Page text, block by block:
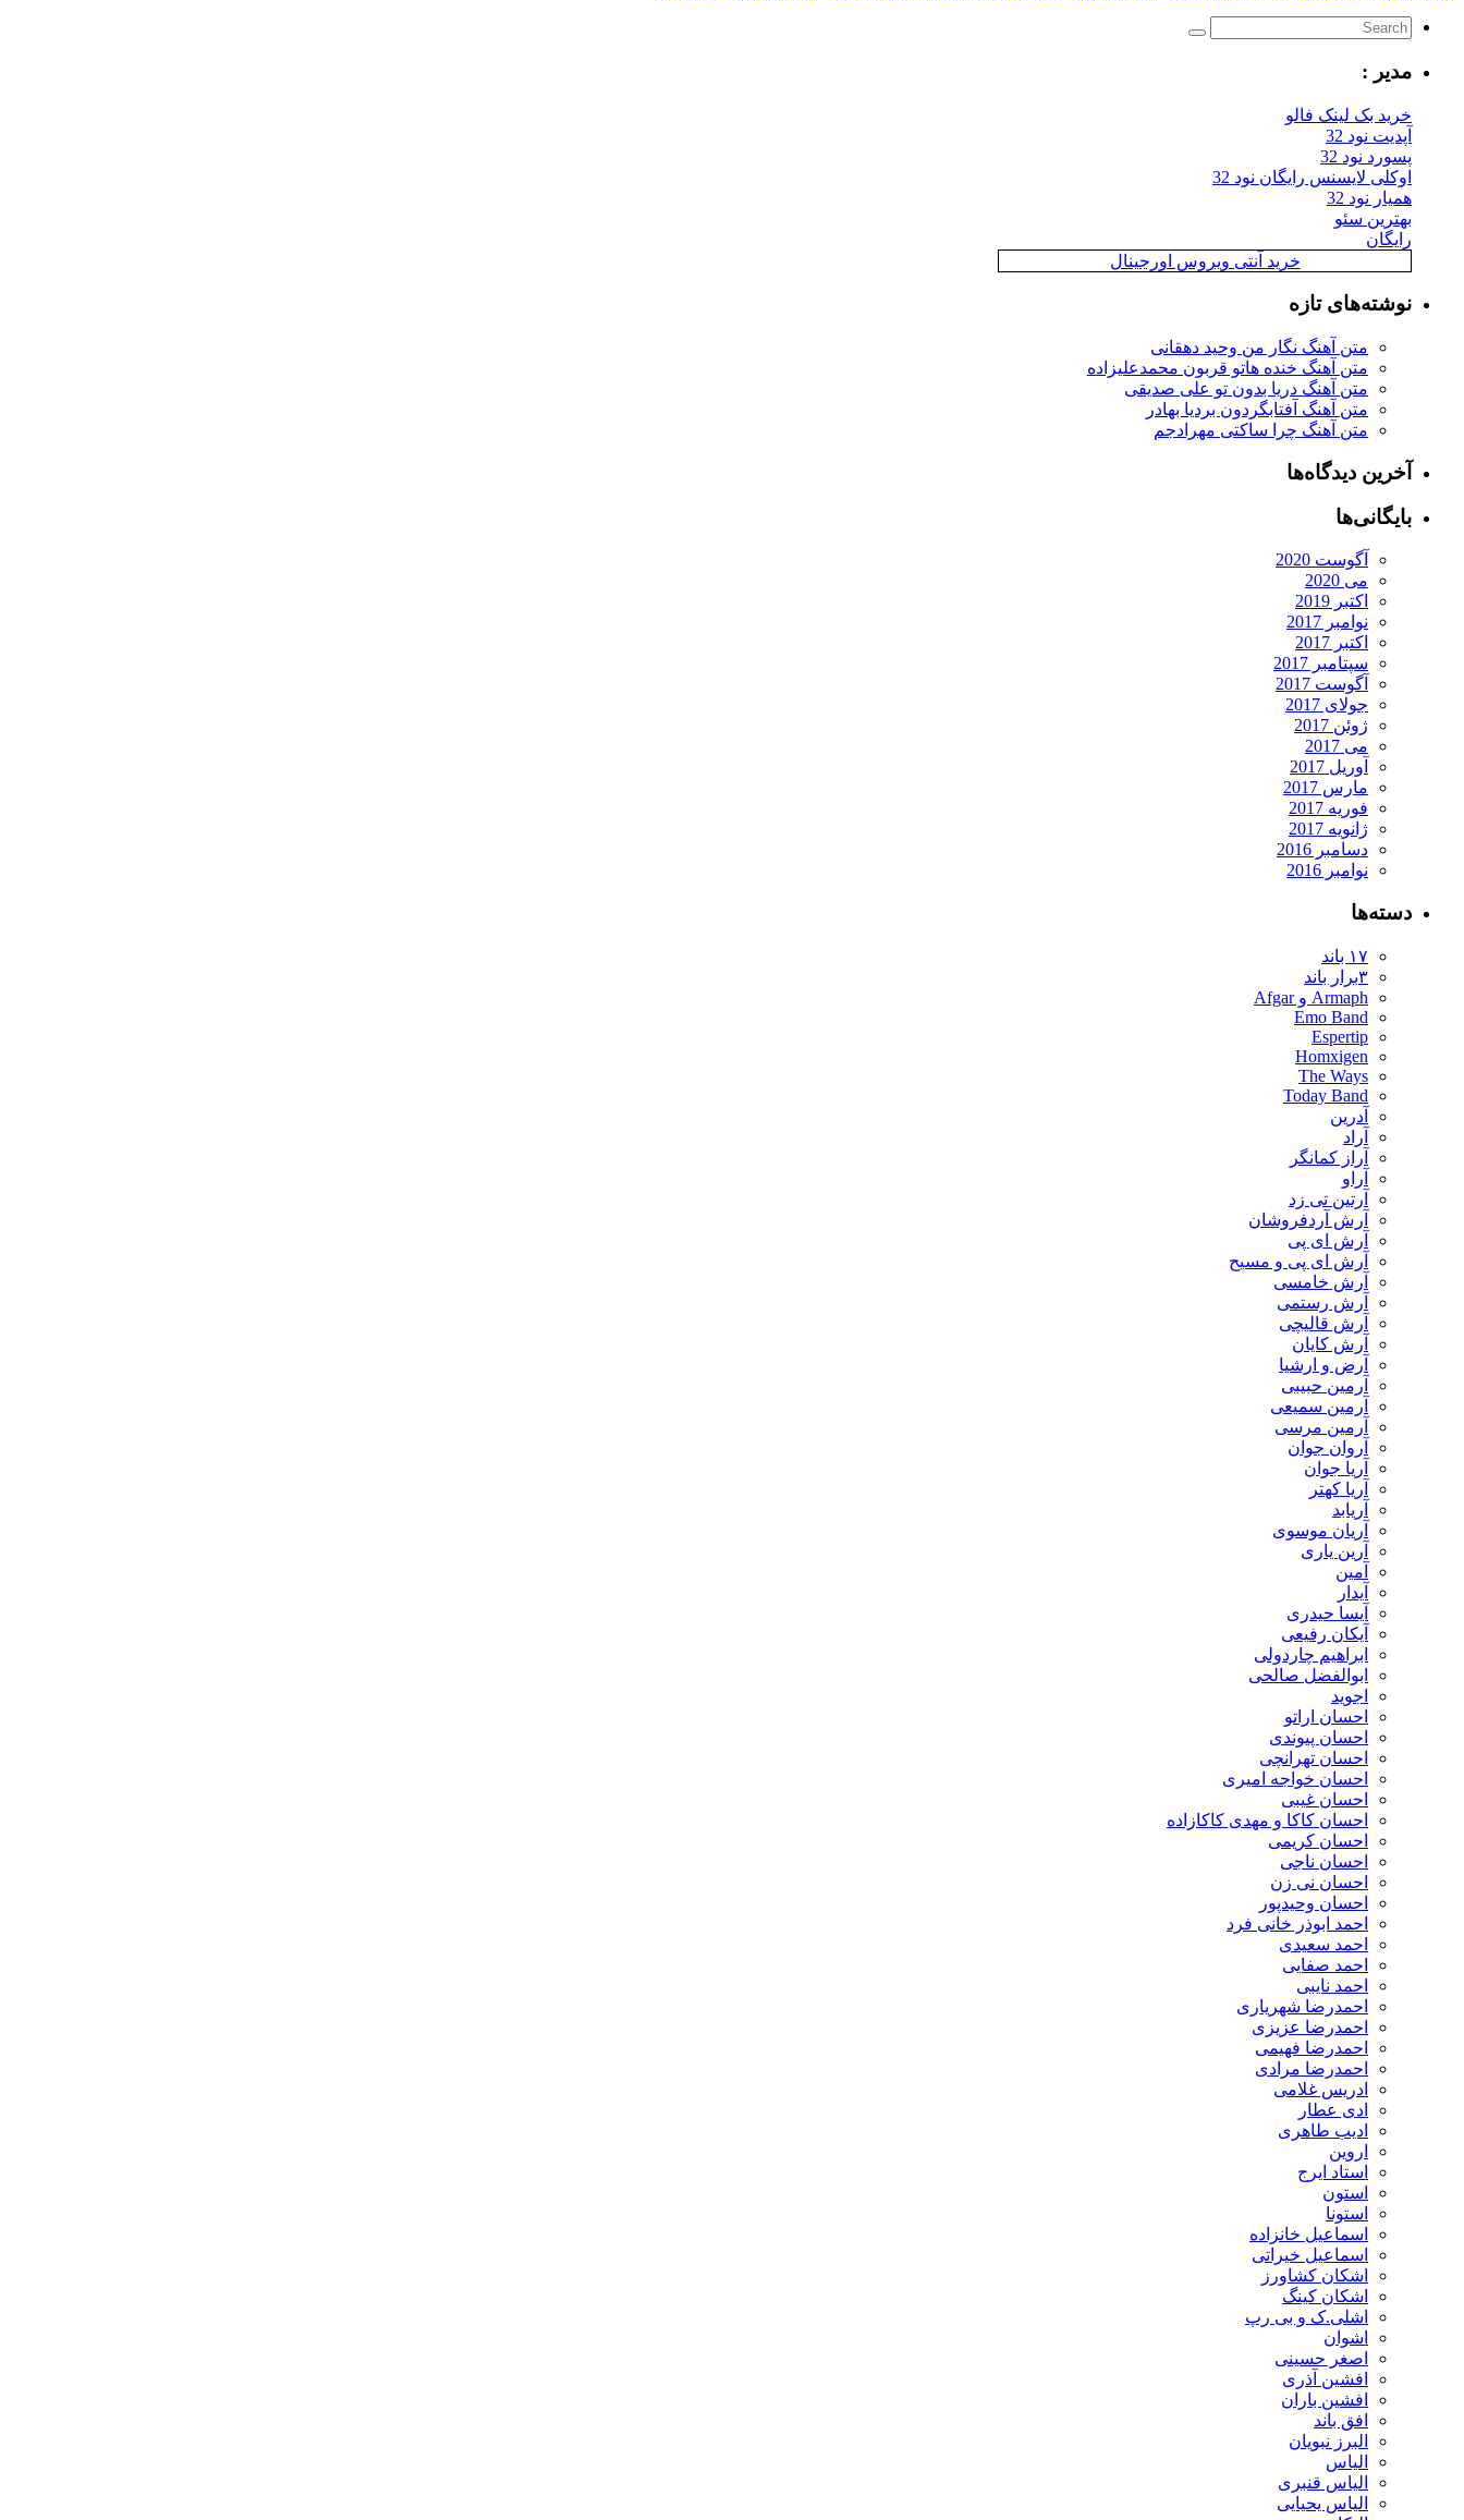
مدیر :
خرید بک لینک فالو
آپدیت نود 32
پسورد نود 32
اوکلی لایسنس رایگان نود 32
همیار نود 32
بهترین سئو
رایگان
خرید آنتی ویروس اورجینال
نوشته‌های تازه
متن آهنگ نگار من وحید دهقانی
متن آهنگ خنده هاتو قربون محمدعلیزاده
متن آهنگ دریا بدون تو علی صدیقی
متن آهنگ آفتابگردون بردیا بهادر
متن آهنگ چرا ساکتی مهرادجم
آخرین دیدگاه‌ها
بایگانی‌ها
آگوست 2020
می 2020
اکتبر 2019
نوامبر 2017
اکتبر 2017
سپتامبر 2017
آگوست 2017
جولای 2017
ژوئن 2017
می 2017
آوریل 2017
مارس 2017
فوریه 2017
ژانویه 2017
دسامبر 2016
نوامبر 2016
دسته‌ها
۱۷ باند
۳برار باند
Armaph و Afgar
Emo Band
Espertip
Homxigen
The Ways
Today Band
آدرین
آراد
آراز کمانگر
آراو
آرتین تی زد
آرش آردفروشان
آرش ای پی
آرش ای پی و مسیح
آرش خامسی
آرش رستمی
آرش قالیچی
آرش کایان
​آرض و ارشیا
آرمین حبیبی
آرمین سمیعی
آرمین مرسی
آروان جوان
آریا جوان
آریا کهتر
آریابد
آریان موسوی
آرین یاری
آمین
آیدار
آیسا حیدری
آیکان رفیعی
ابراهیم چاردولی
ابوالفضل صالحی
اجوید
احسان اراتو
احسان پیوندی
احسان تهرانچی
احسان خواجه امیری
احسان غیبی
احسان کاکا و مهدی کاکازاده
احسان کریمی
احسان ناجی
احسان نی زن
احسان وحیدپور
احمد ابوذر خانی فرد
احمد سعیدی
احمد صفایی
احمد نایبی
احمدرضا شهریاری
احمدرضا عزیزی
احمدرضا فهیمی
احمدرضا مرادی
ادریس غلامی
ادی عطار
ادیب طاهری
اروین
استاد ایرج
استون
استونا
اسماعیل خانزاده
اسماعیل خیراتی
اشکان کشاورز
اشکان کینگ
اشلی.ک و بی رپ
اشوان
اصغر حسینی
افشین آذری
افشین باران
افق باند
البرز نبویان
الیاس
الیاس قنبرى
الیاس یحیایی